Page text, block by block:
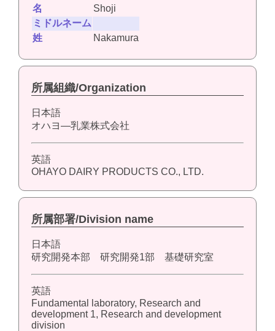
名
Shoji
ミドルネーム
姓
Nakamura
所属組織/Organization
日本語
オハヨ―乳業株式会社
英語
OHAYO DAIRY PRODUCTS CO., LTD.
所属部署/Division name
日本語
研究開発本部 研究開発1部 基礎研究室
英語
Fundamental laboratory, Research and
development 1, Research and development
division